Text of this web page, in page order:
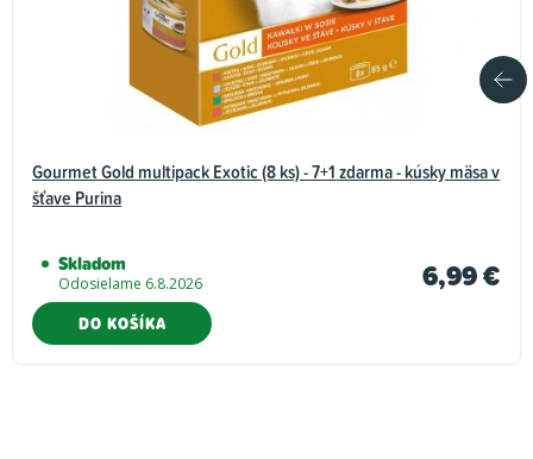
Gourmet Gold multipack Exotic (8 ks) - 7+1 zdarma - kúsky mäsa v
šťave Purina
Skladom
Odosielame 6.8.2026 6,99 €
DO KOŠÍKA